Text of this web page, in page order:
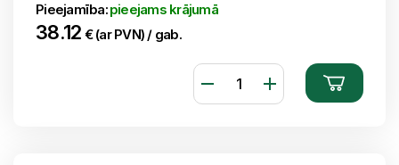
Pieejamība:pieejams krājumā
38.12 € (ar PVN) / gab.